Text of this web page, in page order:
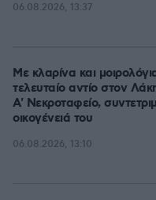
06.08.2026, 13:37
Με κλαρίνα και
τελευταίο αντίο στον
A' Νεκροταφείο,
οικογένειά του
06.08.2026, 13:10